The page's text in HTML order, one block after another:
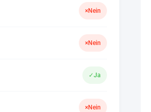
×Nein
×Nein
✓Ja
×Nein